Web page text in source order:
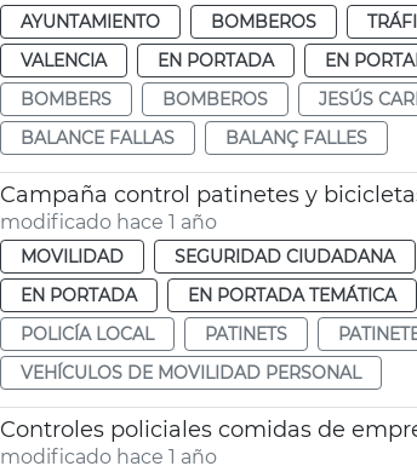
AYUNTAMIENTO BOMBEROS
VALENCIA
EN PORTADA EN
BOMBERS
BOMBEROS JESÚS
BALANCE FALLAS
BALANÇ FALLES
Campaña control patinetes y
modificado hace 1 año
MOVILIDAD SEGURIDAD CIUDADANA
EN PORTADA
EN PORTADA TEMÁTICA
POLICÍA LOCAL
PATINETS
VEHÍCULOS DE MOVILIDAD PERSONAL
Controles policiales comidas de
modificado hace 1 año